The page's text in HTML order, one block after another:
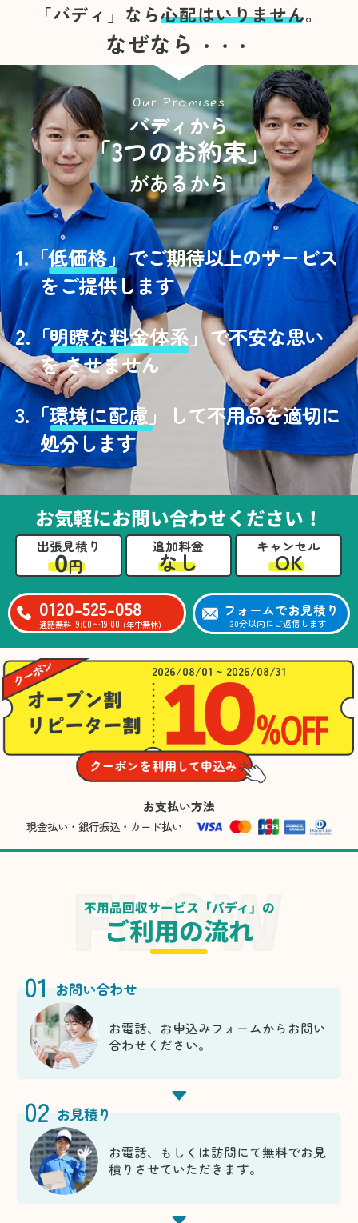
「バディ」なら心配はいりません。
なぜなら ・・・
Our Promises
バディから
「3つのお約束」
があるから
1.「低価格」でご期待以上のサービス
をご提供します
2.「明瞭な料金体系」で不安な思い
を させません
3. 「環境に配慮」
して不用品を適切に
処分します
お気軽にお問い合わせください！
出張見積り
0円
追加料金
なし
キャンセル
OK
0120-525-058
通話無料 9:00〜19:00 (年中無休)
フォームでお見積り
30分以内にご返信します
2026/08/01 ~ 2026/08/31
お支払い方法
現金払い・銀行振込・カード払い
不用品回収サービス「バディ」の
ご利用の流れ
01 お問い合わせ
お電話、お申込みフォームからお問い
合わせください。
02 お見積り
お電話、もしくは訪問にて無料でお見
積りさせていただきます。